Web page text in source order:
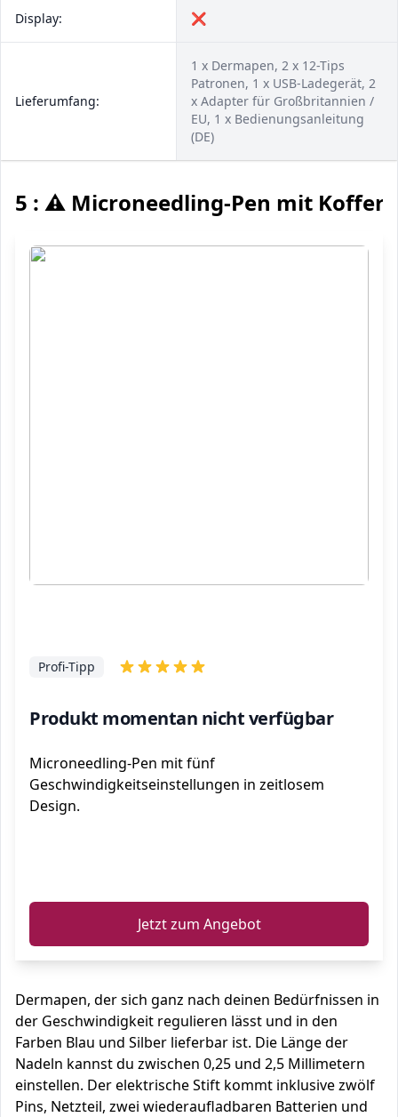
Display: ❌
Lieferumfang:
1 x Dermapen, 2 x 12-Tips
Patronen, 1 x USB-Ladegerät, 2
x Adapter für Großbritannien /
EU, 1 x Bedienungsanleitung
(DE)
5 : ⚠️ Microneedling-Pen mit Koffer
Produkt momentan nicht verfügbar
Profi-Tipp
Microneedling-Pen mit fünf
Geschwindigkeitseinstellungen in zeitlosem
Design.
Jetzt zum Angebot
Dermapen, der sich ganz nach deinen Bedürfnissen in
der Geschwindigkeit regulieren lässt und in den
Farben Blau und Silber lieferbar ist. Die Länge der
Nadeln kannst du zwischen 0,25 und 2,5 Millimetern
einstellen. Der elektrische Stift kommt inklusive zwölf
Pins, Netzteil, zwei wiederaufladbaren Batterien und